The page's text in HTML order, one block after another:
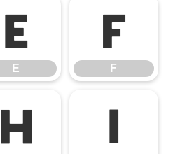
E
E
F
F
H I